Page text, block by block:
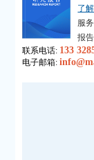
了
服
报
联系电话: 133
电子邮箱: